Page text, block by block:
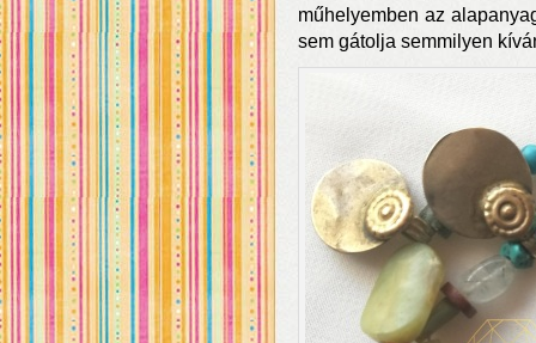
műhelyemben az
sem gátolja semmilyen